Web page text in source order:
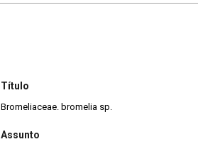
Título
Bromeliaceae. bromelia sp.
Assunto